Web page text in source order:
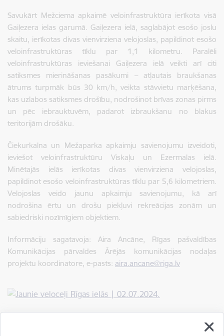
Savukārt Mežciema apkaimē veloinfrastruktūra ierīkota visā
Gaiļezera ielas garumā. Gaiļezera ielā, saglabājot esošo joslu
skaitu, ierīkotas divas vienvirziena velojoslas, papildinot esošo
veloinfrastruktūras tīklu par 1,1 kilometru. Paralēli
veloinfrastruktūras ieviešanai Gaiļezera ielā veikti arī citi
satiksmes mierināšanas pasākumi – atļautais braukšanas
ātrums turpmāk būs 30 km/h, veikta stāvvietu marķēšana,
kas uzlabos satiksmes drošību, nodrošinot brīvas zonas pirms
un pēc iebrauktuvēm, padarot izbraukšanu no blakus
teritorijām drošāku.
Čiekurkalna un Mežaparka apkaimju savienojumu izveidoti,
ieviešot veloinfrastruktūru Viskaļu un Ezermalas ielā.
Minētajās ielās ierīkotas divas vienvirziena velojoslas,
papildinot esošo veloinfrastruktūras tīklu par 5,6 kilometriem.
Velojoslas veido jaunu apkaimju savienojumu, kā arī
nodrošina ērtu un drošu piekļuvi rekreācijas zonām un
sabiedriski nozīmīgiem objektiem.
Informāciju sagatavoja: Aira Ancāne, Rīgas pašvaldības
Komunikācijas pārvaldes Ārējās komunikācijas nodaļas
projektu koordinatore, e-pasts: aira.ancane@riga.lv